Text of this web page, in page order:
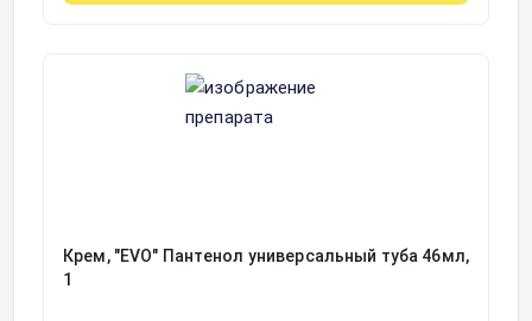
Крем, "EVO" Пантенол универсальный туба 46мл,
1